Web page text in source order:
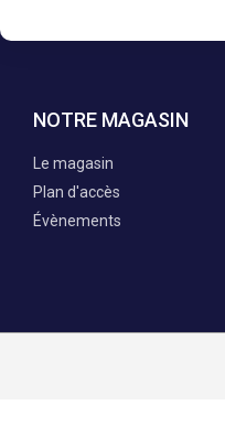
NOTRE MAGASIN
Le magasin
Plan d'accès
Évènements